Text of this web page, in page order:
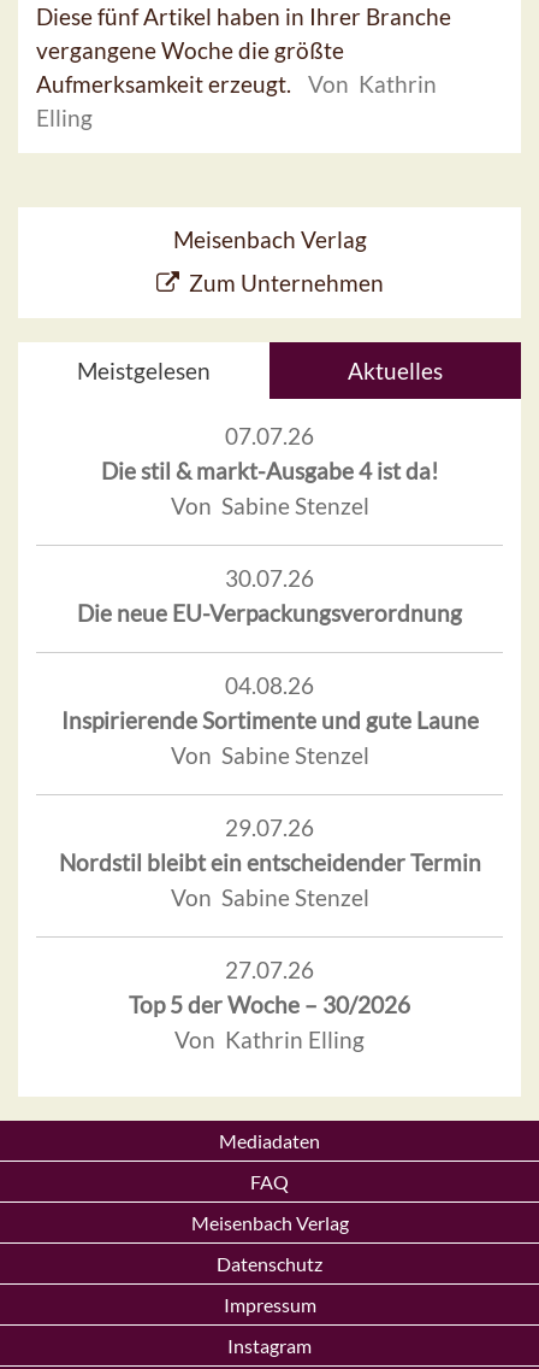
Diese fünf Artikel haben in Ihrer Branche
vergangene Woche die größte
Aufmerksamkeit erzeugt.
Von Kathrin
Elling
Meisenbach Verlag
Zum Unternehmen
Meistgelesen Aktuelles
07.07.26
Die stil & markt-Ausgabe 4 ist da!
Von Sabine Stenzel
30.07.26
Die neue EU-Verpackungsverordnung
04.08.26
Inspirierende Sortimente und gute Laune
Von Sabine Stenzel
29.07.26
Nordstil bleibt ein entscheidender Termin
Von Sabine Stenzel
27.07.26
Top 5 der Woche – 30/2026
Von Kathrin Elling
Mediadaten
FAQ
Meisenbach Verlag
Datenschutz
Impressum
Instagram